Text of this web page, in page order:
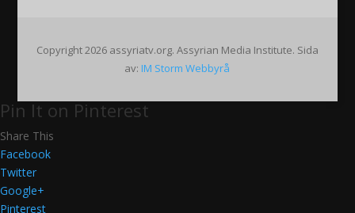
Copyright 2026 assyriatv.org. Assyrian Media Institute. Sida
av: IM Storm Webbyrå
Pin It on Pinterest
Share This
Facebook
Twitter
Google+
Pinterest